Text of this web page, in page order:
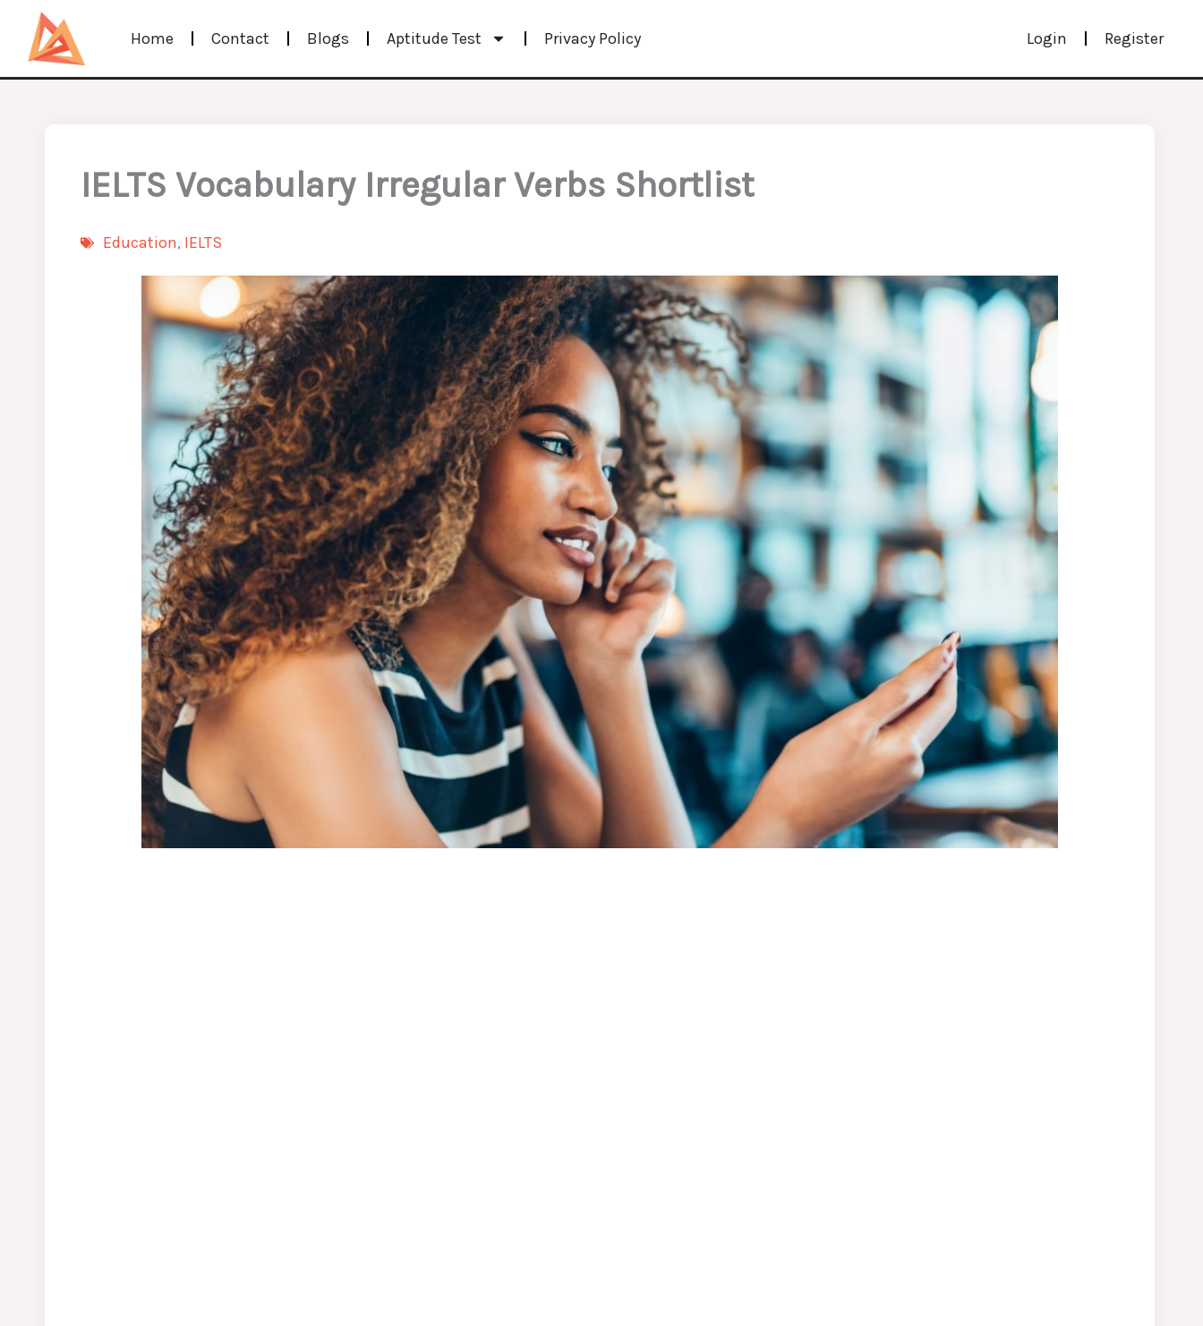
content
Home Contact Blogs Aptitude Test Privacy Policy Login Register
IELTS Vocabulary Irregular Verbs Shortlist
Education, IELTS